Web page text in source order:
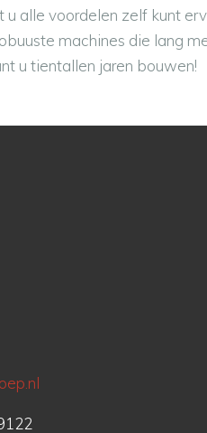
alle voordelen zelf kunt
machines die lang
u tientallen jaren bouwen!